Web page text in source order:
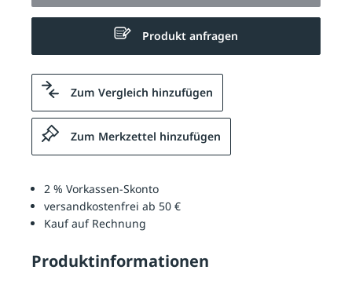
Produkt anfragen
Zum Vergleich hinzufügen
Zum Merkzettel hinzufügen
2 % Vorkassen-Skonto
versandkostenfrei ab 50 €
Kauf auf Rechnung
Produktinformationen